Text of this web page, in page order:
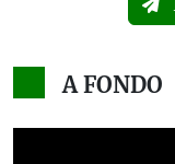
A FONDO